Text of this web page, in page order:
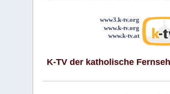
www3.k-tv.org
www.k-tv.org
www.k-tv.at
K-TV der katholische